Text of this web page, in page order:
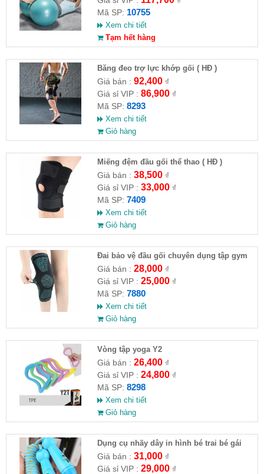
Mã SP: 10755
Xem chi tiết
Tạm hết hàng
Băng đeo trợ lực khớp gối ( HĐ )
Giá bán : 92,400₫
Giá sỉ VIP : 86,900₫
Mã SP: 8293
Xem chi tiết
Giỏ hàng
Miếng đệm đầu gối thể thao ( HĐ )
Giá bán : 38,500₫
Giá sỉ VIP : 33,000₫
Mã SP: 7409
Xem chi tiết
Giỏ hàng
Đai bảo vệ đầu gối chuyên dụng tập gym
Giá bán : 28,000₫
Giá sỉ VIP : 25,000₫
Mã SP: 7880
Xem chi tiết
Giỏ hàng
Vòng tập yoga Y2
Giá bán : 26,400₫
Giá sỉ VIP : 24,800₫
Mã SP: 8298
Xem chi tiết
Giỏ hàng
Dụng cụ nhãy dây in hình bé trai bé gái
Giá bán : 31,000₫
Giá sỉ VIP : 29,000₫